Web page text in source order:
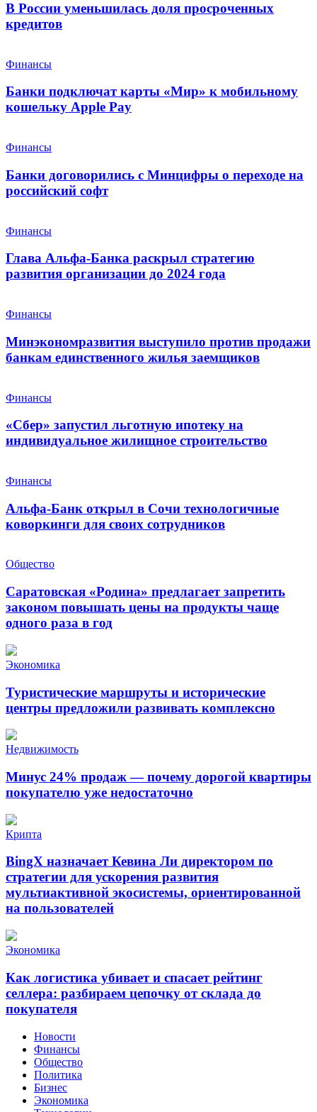
В России уменьшилась доля просроченных
кредитов
Финансы
Банки подключат карты «Мир» к мобильному
кошельку Apple Pay
Финансы
Банки договорились с Минцифры о переходе на
российский софт
Финансы
Глава Альфа-Банка раскрыл стратегию
развития организации до 2024 года
Финансы
Минэкономразвития выступило против продажи
банкам единственного жилья заемщиков
Финансы
«Сбер» запустил льготную ипотеку на
индивидуальное жилищное строительство
Финансы
Альфа-Банк открыл в Сочи технологичные
коворкинги для своих сотрудников
Общество
Саратовская «Родина» предлагает запретить
законом повышать цены на продукты чаще
одного раза в год
Экономика
Туристические маршруты и исторические
центры предложили развивать комплексно
Недвижимость
Минус 24% продаж — почему дорогой квартиры
покупателю уже недостаточно
Крипта
BingX назначает Кевина Ли директором по
стратегии для ускорения развития
мультиактивной экосистемы, ориентированной
на пользователей
Экономика
Как логистика убивает и спасает рейтинг
селлера: разбираем цепочку от склада до
покупателя
Новости
Финансы
Общество
Политика
Бизнес
Экономика